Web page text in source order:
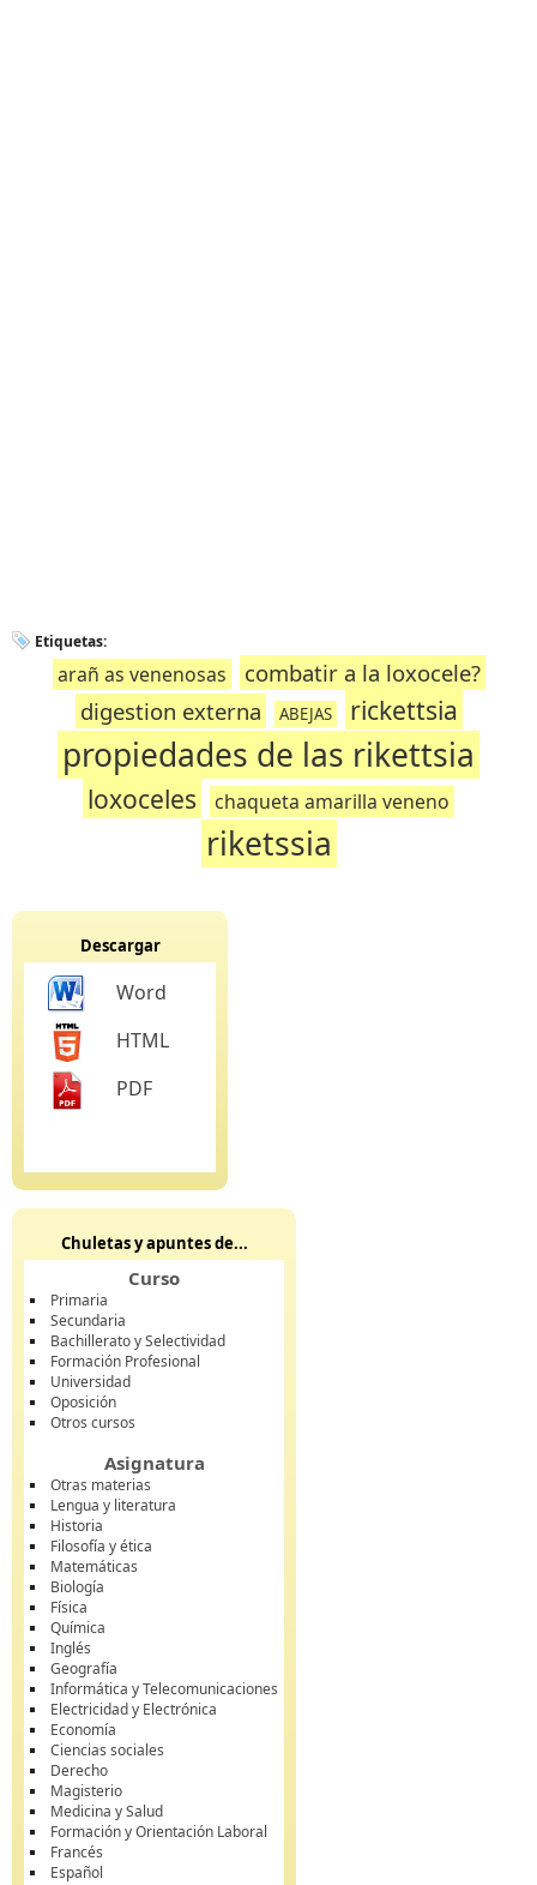
Etiquetas:
arañ as venenosas
combatir a la loxocele?
digestion externa
ABEJAS rickettsia
propiedades de las rikettsia
loxoceles chaqueta amarilla veneno
riketssia
Descargar
Word
HTML
PDF
Chuletas y apuntes de...
Curso
Primaria
Secundaria
Bachillerato y Selectividad
Formación Profesional
Universidad
Oposición
Otros cursos
Asignatura
Otras materias
Lengua y literatura
Historia
Filosofía y ética
Matemáticas
Biología
Física
Química
Inglés
Geografía
Informática y Telecomunicaciones
Electricidad y Electrónica
Economía
Ciencias sociales
Derecho
Magisterio
Medicina y Salud
Formación y Orientación Laboral
Francés
Español